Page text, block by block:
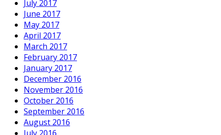
July 2017
June 2017
May 2017
April 2017
March 2017
February 2017
January 2017
December 2016
November 2016
October 2016
September 2016
August 2016